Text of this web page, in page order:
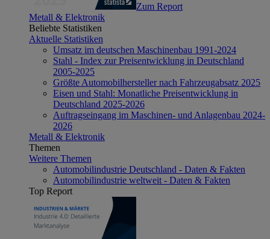
Zum Report
Metall & Elektronik
Beliebte Statistiken
Aktuelle Statistiken
Umsatz im deutschen Maschinenbau 1991-2024
Stahl - Index zur Preisentwicklung in Deutschland
2005-2025
Größte Automobilhersteller nach Fahrzeugabsatz 2025
Eisen und Stahl: Monatliche Preisentwicklung in
Deutschland 2025-2026
Auftragseingang im Maschinen- und Anlagenbau 2024-
2026
Metall & Elektronik
Themen
Weitere Themen
Automobilindustrie Deutschland - Daten & Fakten
Automobilindustrie weltweit - Daten & Fakten
Top Report